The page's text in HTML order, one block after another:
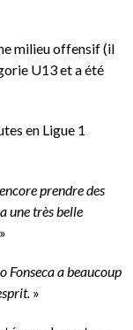
milieu offensif (il
U13 et a été
en Ligue 1
prendre des
une très belle
»
Fonseca a beaucoup
»